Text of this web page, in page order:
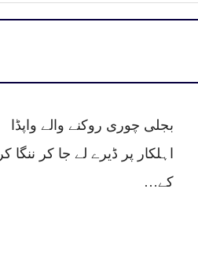
بجلی چوری روکنے والے واپڈا
اہلکار پر ڈیرے لے جا کر ننگا کر
کے…